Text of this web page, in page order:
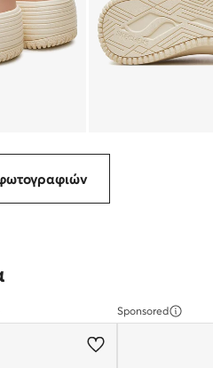
Sponsored